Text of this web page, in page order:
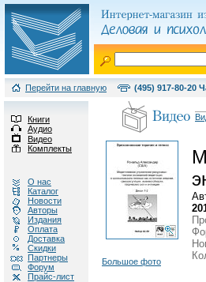
Перейти на главную (495) 917-80-20
Книги
Аудио
Видео
Комплекты
О нас
Каталог
Новости
Авторы
Издания
Оплата
Доставка
Скидки
Партнеры
Форум
Прайс-лист
Большое фото